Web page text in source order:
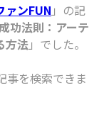
ァンFUN 」の記
功法則：アーテ
方法」でした。
事を検索できま